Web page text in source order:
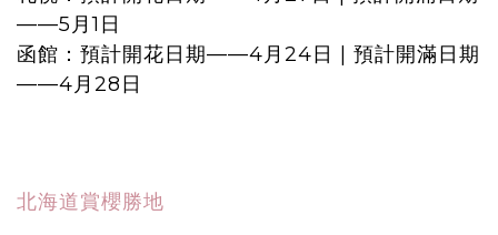
——5月1日
函館：預計開花日期——4月24日 | 預計開滿日期
——4月28日
北海道賞櫻勝地